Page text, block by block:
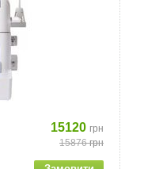
15120 грн
15876грн